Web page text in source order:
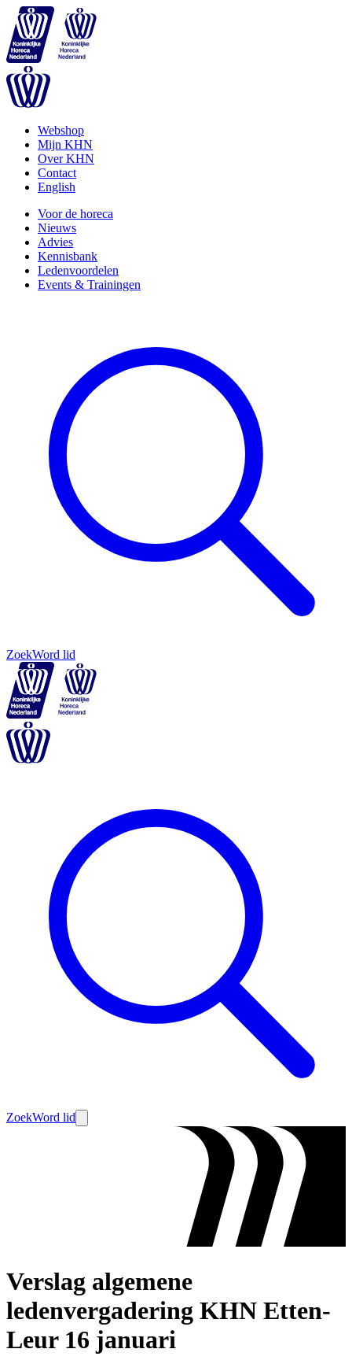
Webshop
Mijn KHN
Over KHN
Contact
English
Voor de horeca
Nieuws
Advies
Kennisbank
Ledenvoordelen
Events & Trainingen
ZoekWord lid
ZoekWord lid
Verslag algemene
ledenvergadering KHN Etten-
Leur 16 januari